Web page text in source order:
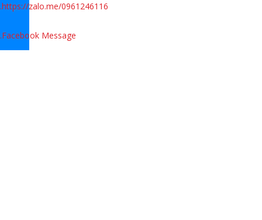
.https://zalo.me/0961246116
.Facebook Message